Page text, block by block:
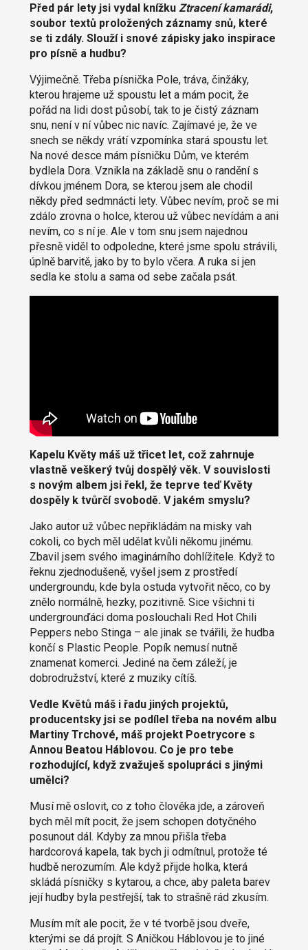
Před pár lety jsi vydal knížku Ztracení kamarádi,
soubor textů proložených záznamy snů, které
se ti zdály. Slouží i snové zápisky jako inspirace
pro písně a hudbu?
Výjimečně. Třeba písnička Pole, tráva, činžáky,
kterou hrajeme už spoustu let a mám pocit, že
pořád na lidi dost působí, tak to je čistý záznam
snu, není v ní vůbec nic navíc. Zajímavé je, že ve
snech se někdy vrátí vzpomínka stará spoustu let.
Na nové desce mám písničku Dům, ve kterém
bydlela Dora. Vznikla na základě snu o randění s
dívkou jménem Dora, se kterou jsem ale chodil
někdy před sedmnácti lety. Vůbec nevím, proč se mi
zdálo zrovna o holce, kterou už vůbec nevídám a ani
nevím, co s ní je. Ale v tom snu jsem najednou
přesně viděl to odpoledne, které jsme spolu strávili,
úplně barvitě, jako by to bylo včera. A ruka si jen
sedla ke stolu a sama od sebe začala psát.
Kapelu Květy máš už třicet let, což zahrnuje
vlastně veškerý tvůj dospělý věk. V souvislosti
s novým albem jsi řekl, že teprve teď Květy
dospěly k tvůrčí svobodě. V jakém smyslu?
Jako autor už vůbec nepřikládám na misky vah
cokoli, co bych měl udělat kvůli někomu jinému.
Zbavil jsem svého imaginárního dohlížitele. Když to
řeknu zjednodušeně, vyšel jsem z prostředí
undergroundu, kde byla ostuda vytvořit něco, co by
znělo normálně, hezky, pozitivně. Sice všichni ti
undergrounďáci doma poslouchali Red Hot Chili
Peppers nebo Stinga – ale jinak se tvářili, že hudba
končí s Plastic People. Popík nemusí nutně
znamenat komerci. Jediné na čem záleží, je
dobrodružství, které z muziky cítíš.
Vedle Květů máš i řadu jiných projektů,
producentsky jsi se podílel třeba na novém albu
Martiny Trchové, máš projekt Poetrycore s
Annou Beatou Háblovou. Co je pro tebe
rozhodující, když zvažuješ spolupráci s jinými
umělci?
Musí mě oslovit, co z toho člověka jde, a zároveň
bych měl mít pocit, že jsem schopen dotyčného
posunout dál. Kdyby za mnou přišla třeba
hardcorová kapela, tak bych ji odmítnul, protože té
hudbě nerozumím. Ale když přijde holka, která
skládá písničky s kytarou, a chce, aby paleta barev
její hudby byla pestřejší, tak to strašně rád zkusím.
Musím mít ale pocit, že v té tvorbě jsou dveře,
kterými se dá projít. S Aničkou Háblovou je to jiné